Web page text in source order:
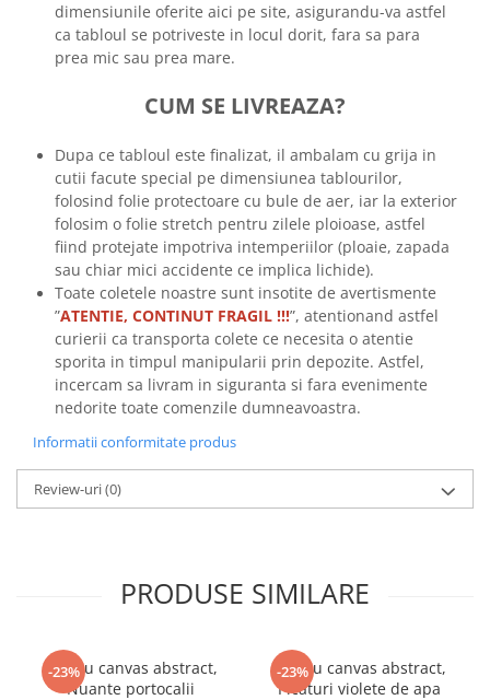
dimensiunile oferite aici pe site, asigurandu-va astfel
ca tabloul se potriveste in locul dorit, fara sa para
prea mic sau prea mare.
CUM SE LIVREAZA?
Dupa ce tabloul este finalizat, il ambalam cu grija in
cutii facute special pe dimensiunea tablourilor,
folosind folie protectoare cu bule de aer, iar la exterior
folosim o folie stretch pentru zilele ploioase, astfel
fiind protejate impotriva intemperiilor (ploaie, zapada
sau chiar mici accidente ce implica lichide).
Toate coletele noastre sunt insotite de avertismente
”ATENTIE, CONTINUT FRAGIL !!!”, atentionand astfel
curierii ca transporta colete ce necesita o atentie
sporita in timpul manipularii prin depozite. Astfel,
incercam sa livram in siguranta si fara evenimente
nedorite toate comenzile dumneavoastra.
Informatii conformitate produs
Review-uri(0)
PRODUSE SIMILARE
-23%
Tablou canvas abstract,
Nuante portocalii
-23%
Tablou canvas abstract,
Picaturi violete de apa